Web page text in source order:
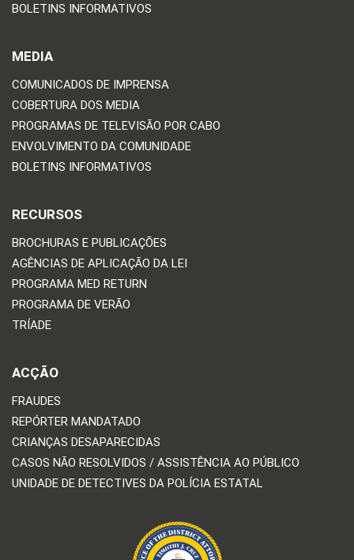
BOLETINS INFORMATIVOS
MEDIA
COMUNICADOS DE IMPRENSA
COBERTURA DOS MEDIA
PROGRAMAS DE TELEVISÃO POR CABO
ENVOLVIMENTO DA COMUNIDADE
BOLETINS INFORMATIVOS
RECURSOS
BROCHURAS E PUBLICAÇÕES
AGÊNCIAS DE APLICAÇÃO DA LEI
PROGRAMA MED RETURN
PROGRAMA DE VERÃO
TRÍADE
ACÇÃO
FRAUDES
REPÓRTER MANDATADO
CRIANÇAS DESAPARECIDAS
CASOS NÃO RESOLVIDOS / ASSISTÊNCIA AO PÚBLICO
UNIDADE DE DETECTIVES DA POLÍCIA ESTATAL